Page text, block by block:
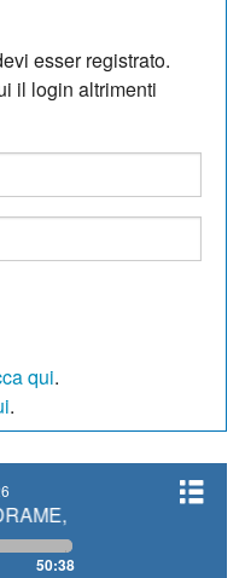
esser registrato.
il login altrimenti
qui.
.
FIORELLI
50:38